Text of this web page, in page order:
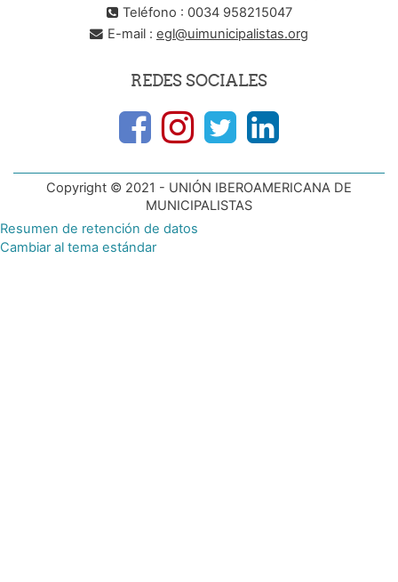
Teléfono : 0034 958215047
E-mail : egl@uimunicipalistas.org
REDES SOCIALES
Copyright © 2021 - UNIÓN IBEROAMERICANA DE
MUNICIPALISTAS
Resumen de retención de datos
Cambiar al tema estándar